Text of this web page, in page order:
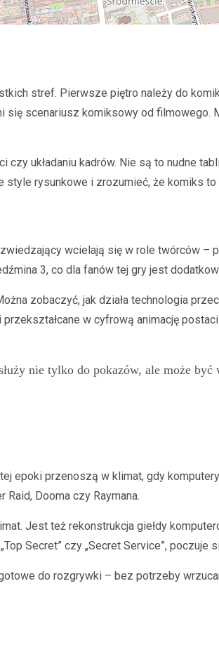
stref. Pierwsze piętro należy do
scenariusz komiksowy od filmowego.
układaniu kadrów. Nie są to nudne
style rysunkowe i zrozumieć, że komiks
wcielają się w role twórców –
3, co dla fanów tej gry jest
zobaczyć, jak działa technologia
w cyfrową animację
nie tylko do pokazów, ale może
epoki przenoszą w klimat, gdy
Dooma czy Raymana.
Jest też rekonstrukcja giełdy
Secret” czy „Secret Service”, poczuje
do rozgrywki – bez potrzeby